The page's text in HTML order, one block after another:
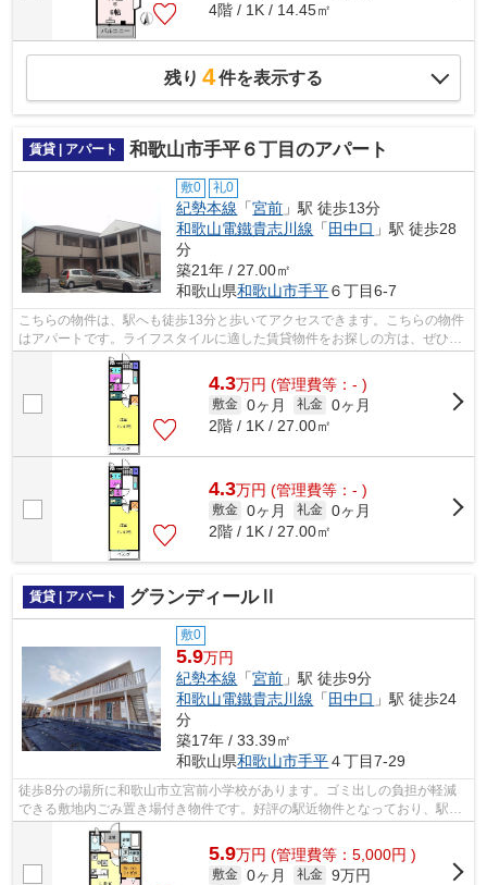
4階 / 1K / 14.45㎡
残り 4件を表示する
賃貸 | アパート 和歌山市手平６丁目のアパート
敷0 礼0
紀勢本線 「宮前 」駅 徒歩13分
和歌山電鐵貴志川線 「 田中口 」駅 徒歩28
分
築21年 / 27.00㎡
和歌山県和歌山市手平６丁目6-7
こちらの物件は、駅へも徒歩13分と歩いてアクセスできます。こちらの物件
はアパートです。ライフスタイルに適した賃貸物件をお探しの方は、ぜひ当
社にお任せ下さい。当社は様々な物件...
4.3万円 (管理費等：- )
敷金 0ヶ月 礼金 0ヶ月
2階 / 1K / 27.00㎡
4.3万円 (管理費等：- )
敷金 0ヶ月 礼金 0ヶ月
2階 / 1K / 27.00㎡
賃貸 | アパート グランディールⅡ
敷0
5.9万円
紀勢本線 「宮前 」駅 徒歩9分
和歌山電鐵貴志川線 「 田中口 」駅 徒歩24
分
築17年 / 33.39㎡
和歌山県和歌山市手平４丁目7-29
徒歩8分の場所に和歌山市立宮前小学校があります。ゴミ出しの負担が軽減
できる敷地内ごみ置き場付き物件です。好評の駅近物件となっており、駅よ
り徒歩9分に立地しています。こちらの...
5.9万円 (管理費等：5,000円 )
敷金 0ヶ月 礼金 9万円